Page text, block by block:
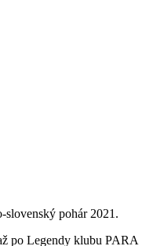
slovenský pohár 2021.
po Legendy klubu PARA